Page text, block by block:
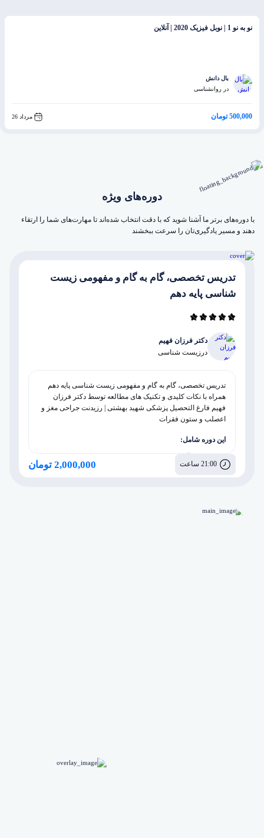
نو به نو 1 | نوبل فیزیک 2020 | آنلاین
بال دانش
در روانشناسی
500,000 تومان مرداد 26
دوره‌های ویژه
با دوره‌های برتر ما آشنا شوید که با دقت انتخاب شده‌اند تا مهارت‌های شما را ارتقاء
دهند و مسیر یادگیری‌تان را سرعت ببخشند
تدریس تخصصی، گام به گام و مفهومی زیست
شناسی پایه دهم
دکتر فرزان فهیم
در زیست شناسی
تدریس تخصصی، گام به گام و مفهومی زیست شناسی پایه دهم
همراه با نکات کلیدی و تکنیک های مطالعه توسط دکتر فرزان
فهیم فارغ التحصیل پزشکی شهید بهشتی | رزیدنت جراحی مغز و
اعصلب و ستون فقرات
این دوره شامل:
پکیج گیاهی
21:00 ساعت 2,000,000 تومان